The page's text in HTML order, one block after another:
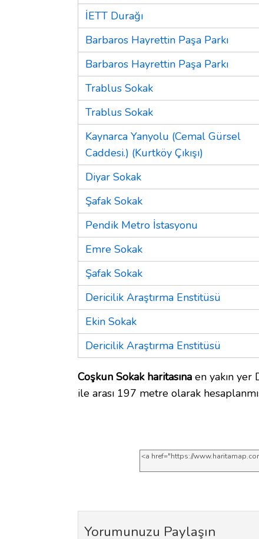
İETT Durağı
Barbaros Hayrettin Paşa Parkı
Barbaros Hayrettin Paşa Parkı
Trablus Sokak
Trablus Sokak
Kaynarca Yanyolu (Cemal Gürsel
Caddesi.) (Kurtköy Çıkışı)
Diyar Sokak
Şafak Sokak
Pendik Metro İstasyonu
Emre Sokak
Şafak Sokak
Dericilik Araştırma Enstitüsü
Ekin Sokak
Dericilik Araştırma Enstitüsü
Coşkun Sokak haritasına en yakın yer
ile arası 197 metre olarak
Yorumunuzu Paylaşın